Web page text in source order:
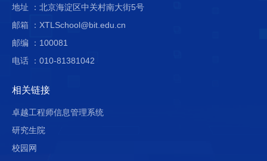
地址 ：北京海淀区中关村南大街5号
邮箱 ：XTLSchool@bit.edu.cn
邮编 ：100081
电话 ：010-81381042
相关链接
卓越工程师信息管理系统
研究生院
校园网